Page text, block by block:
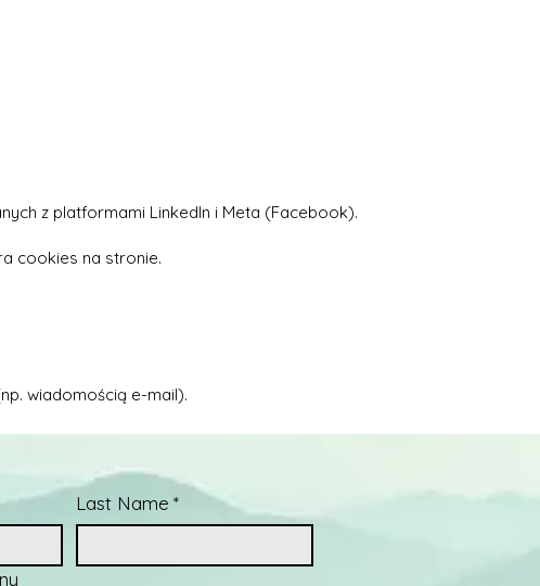
z platformami LinkedIn i Meta (Facebook).
cookies na stronie.
wiadomością e-mail).
Last Name *